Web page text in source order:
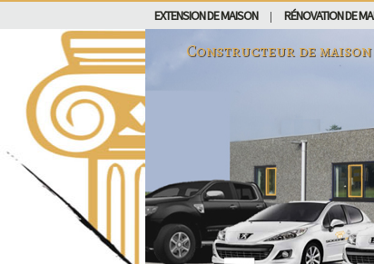
EXTENSION DE MAISON RÉNOVATION DE
Constructeur de maison